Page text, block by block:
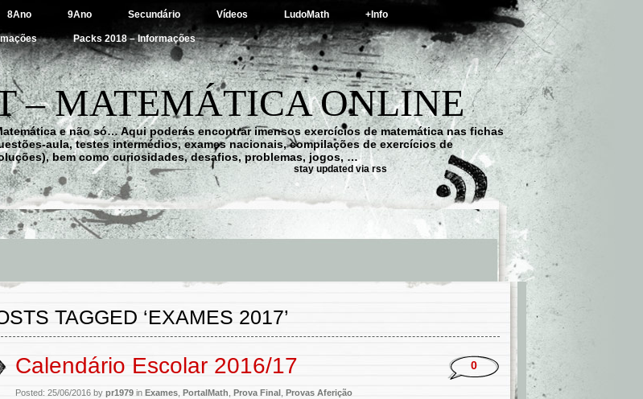
8Ano 9Ano Secundário Vídeos LudoMath +Info
Packs 2018 – Informações
– MATEMÁTICA ONLINE
e não só… Aqui poderás encontrar imensos exercícios de matemática nas fichas
aula, testes intermédios, exames nacionais, compilações de exercícios de
bem como curiosidades, desafios, problemas, jogos, …
stay updated via rss
TAGGED ‘EXAMES 2017’
Calendário Escolar 2016/17
Posted: 25/06/2016 by pr1979 in Exames PortalMath Prova Final Provas Aferição
0